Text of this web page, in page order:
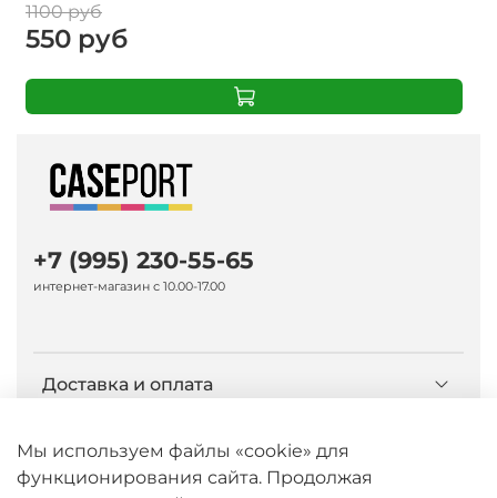
1100 руб
550 руб
Доставка и оплата
О компании Caseport
+7 (995) 230-55-65
интернет-магазин с 10.00-17.00
Мы используем файлы «cookie» для
функционирования сайта. Продолжая